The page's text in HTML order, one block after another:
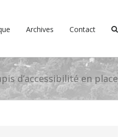
Archives Contact
d’accessibilité en place